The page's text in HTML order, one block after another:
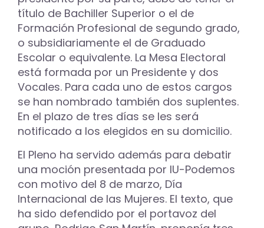
título de Bachiller Superior o el de
Formación Profesional de segundo grado,
o subsidiariamente el de Graduado
Escolar o equivalente. La Mesa Electoral
está formada por un Presidente y dos
Vocales. Para cada uno de estos cargos
se han nombrado también dos suplentes.
En el plazo de tres días se les será
notificado a los elegidos en su domicilio.
El Pleno ha servido además para debatir
una moción presentada por IU-Podemos
con motivo del 8 de marzo, Día
Internacional de las Mujeres. El texto, que
ha sido defendido por el portavoz del